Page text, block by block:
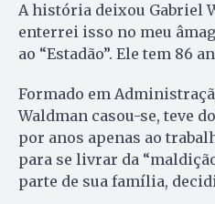
A história deixou Gabriel
enterrei isso no meu
ao “Estadão”. Ele tem 86
Formado em
Waldman casou-se, teve
por anos apenas ao
para se livrar da
parte de sua família,